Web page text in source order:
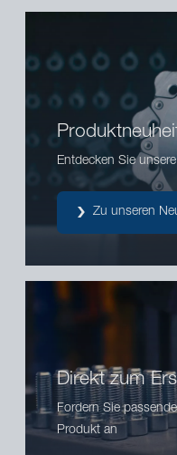
Entdecken Sie
Zu unseren
Direkt zum
Fordern Sie
Produkt an